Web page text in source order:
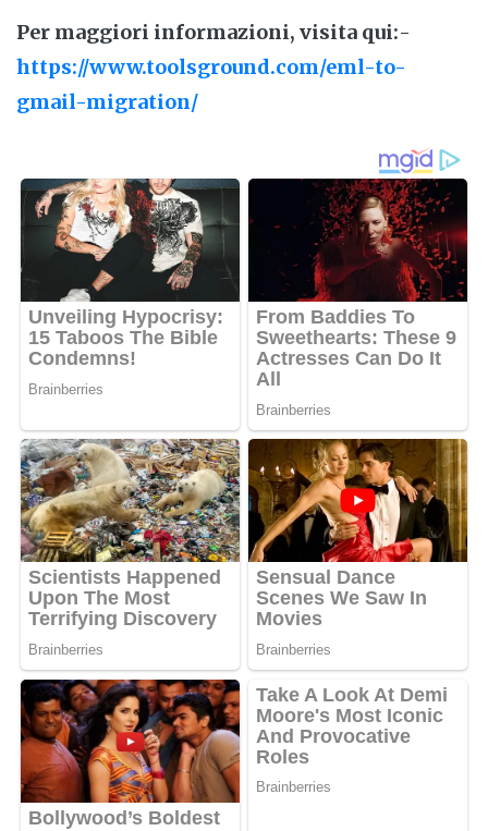
Per maggiori informazioni, visita qui:-
https://www.toolsground.com/eml-to-
gmail-migration/